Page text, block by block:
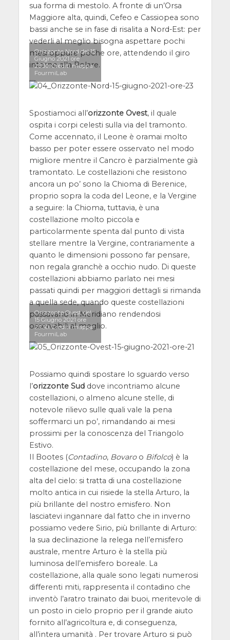
sua forma di mestolo. A fronte di un’Orsa
Maggiore alta, quindi, Cefeo e Cassiopea sono
bassi anche se in fase di risalita a Nord-Est: per
vederli al meglio bisogna aspettare pochi
mesi oppure poche ore, attendendo il giro
intorno alla Polare.
Orizzonte Nord del 15
Giugno 2021 ore
23:30. Crediti mappa
FourmiLab
Spostiamoci all’orizzonte Ovest, il quale
ospita i corpi celesti sulla via del tramonto.
Come accennato, il Leone è oramai molto
basso per poter essere osservato nel modo
migliore mentre il Cancro è parzialmente già
tramontato. Le costellazioni che resistono
ancora un po’ sono la Chioma di Berenice,
proprio sopra la coda del Leone, e la Vergine
a seguire: la Chioma, tuttavia, è una
costellazione molto piccola e
particolarmente spenta dal punto di vista
stellare mentre la Vergine, contrariamente a
quanto le dimensioni possono far pensare,
non regala granchè a occhio nudo. Di queste
costellazioni abbiamo parlato nei mesi
passati quindi per maggiori dettagli si rimanda
a quella sede, quando queste costellazioni
passavano in Meridiano rendendosi
osservabili al meglio.
Orizzonte Ovest del
15 Giugno 2021 ore
23:30. Crediti mappa
FourmiLab
Possiamo quindi spostare lo sguardo verso
l’orizzonte Suddove incontriamo alcune
costellazioni, o almeno alcune stelle, di
notevole rilievo sulle quali vale la pena
soffermarci un po’, rimandando ai mesi
prossimi per la conoscenza del Triangolo
Estivo.
Il Bootes (Contadino, Bovaroo Bifolco) è la
costellazione del mese, occupando la zona
alta del cielo: si tratta di una costellazione
molto antica in cui risiede la stella Arturo, la
più brillante del nostro emisfero. Non
lasciatevi ingannare dal fatto che in inverno
possiamo vedere Sirio, più brillante di Arturo:
la sua declinazione la relega nell’emisfero
australe, mentre Arturo è la stella più
luminosa dell’emisfero boreale. La
costellazione, alla quale sono legati numerosi
differenti miti, rappresenta il contadino che
inventò l’aratro trainato dai buoi, meritevole di
un posto in cielo proprio per il grande aiuto
fornito all’agricoltura e, di conseguenza,
all’intera umanità . Per trovare Arturo si può